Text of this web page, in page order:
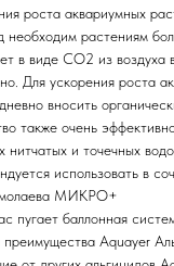
роста аквариумных
необходим растениям
в виде СО2 из воздуха
Для ускорения роста
вносить
также очень
нитчатых и точечных
использовать в
МИКРО+
пугает баллонная
преимущества Aquayer